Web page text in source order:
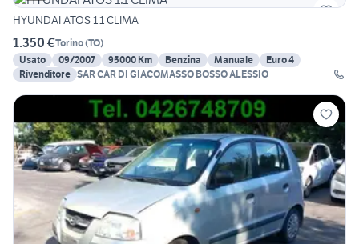
HYUNDAI ATOS 1.1 CLIMA
1.350 €Torino(TO)
Usato
09/2007 95000 Km Benzina Manuale
Euro 4
Rivenditore SAR CAR DI GIACOMASSO BOSSO ALESSIO